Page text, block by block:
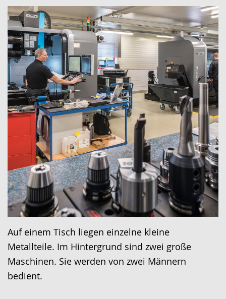
Auf einem Tisch liegen einzelne kleine
Metallteile. Im Hintergrund sind zwei große
Maschinen. Sie werden von zwei Männern
bedient.